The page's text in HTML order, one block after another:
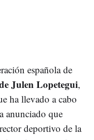
española de
Julen Lopetegui,
ha llevado a cabo
anunciado que
deportivo de la